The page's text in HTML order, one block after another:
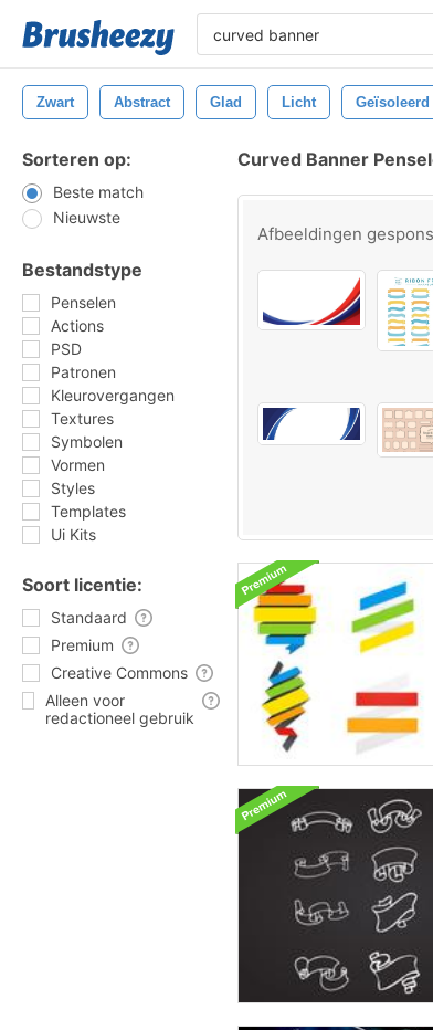
Zwart Abstract Glad Licht Geïsoleerd
Sorteren op:
Beste match
Nieuwste
Bestandstype
Penselen
Actions
PSD
Patronen
Kleurovergangen
Textures
Symbolen
Vormen
Styles
Templates
Ui Kits
Soort licentie:
Standaard
Premium
Creative Commons
Alleen voor
redactioneel gebruik
Curved Banner
Afbeeldingen